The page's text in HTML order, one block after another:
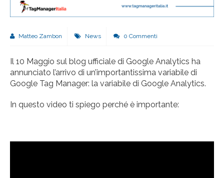
Matteo Zambon News 0 Commenti
Il 10 Maggio sul blog ufficiale di Google Analytics ha
annunciato l’arrivo di un’importantissima variabile di
Google Tag Manager: la variabile di Google Analytics.
In questo video ti spiego perché è importante: